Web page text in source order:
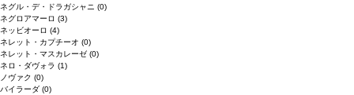
ネグル・デ・ドラガシャニ (0)
ネグロアマーロ (3)
ネッビオーロ (4)
ネレット・カプチーオ (0)
ネレット・マスカレーゼ (0)
ネロ・ダヴォラ (1)
ノヴァク (0)
バイラーダ (0)